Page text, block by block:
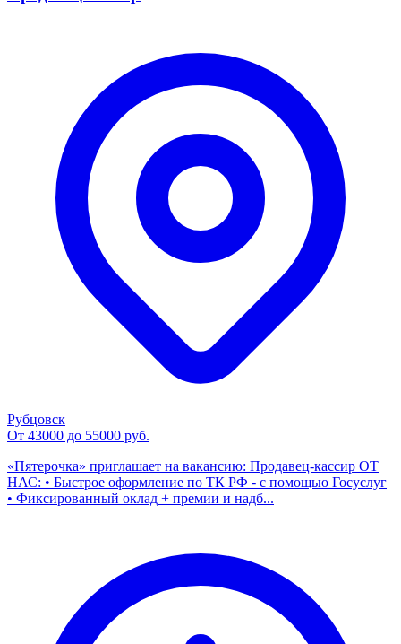
Рубцовск
От 43000 до 55000 руб.
«Пятерочка» приглашает на вакансию: Продавец-кассир ОТ
НАС: • Быстрое оформление по ТК РФ - с помощью Госуслуг
• Фиксированный оклад + премии и надб...